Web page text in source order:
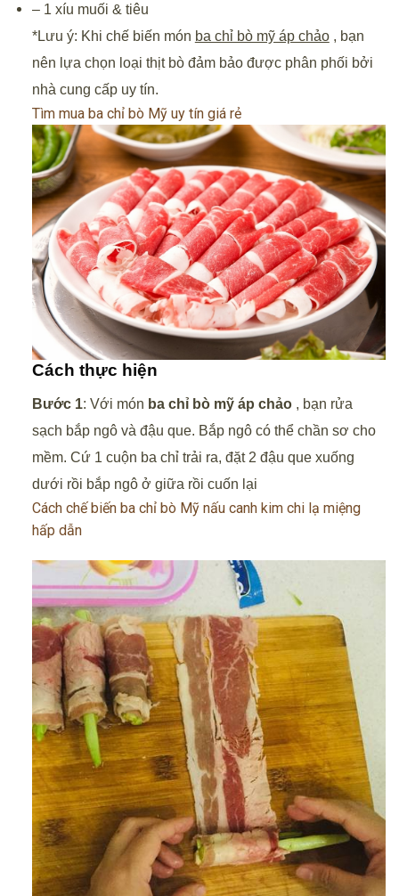
– 1 xíu muối & tiêu
*Lưu ý: Khi chế biến món ba chỉ bò mỹ áp chảo, bạn
nên lựa chọn loại thịt bò đảm bảo được phân phối bởi
nhà cung cấp uy tín.
Tìm mua ba chỉ bò Mỹ uy tín giá rẻ
Cách thực hiện
Bước 1: Với món ba chỉ bò mỹ áp chảo, bạn rửa
sạch bắp ngô và đậu que. Bắp ngô có thể chần sơ cho
mềm. Cứ 1 cuộn ba chỉ trải ra, đặt 2 đậu que xuống
dưới rồi bắp ngô ở giữa rồi cuốn lại
Cách chế biến ba chỉ bò Mỹ nấu canh kim chi lạ miệng
hấp dẫn